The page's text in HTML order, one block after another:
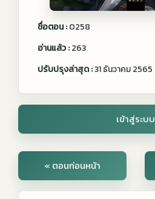
ชื่อตอน :0258
อ่านแล้ว :263
ปรับปรุงล่าสุด :31 ธันวาคม 2565
เข้าสู่ระบบ
« ตอนก่อนหน้า